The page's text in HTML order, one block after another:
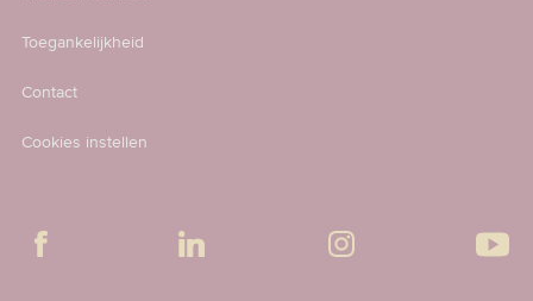
Toegankelijkheid
Contact
Cookies instellen